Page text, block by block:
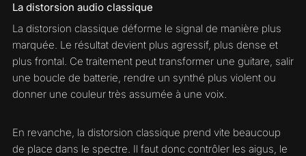
La distorsion audio classique
La distorsion classique déforme le signal de manière plus
marquée. Le résultat devient plus agressif, plus dense et
plus frontal. Ce traitement peut transformer une guitare, salir
une boucle de batterie, rendre un synthé plus violent ou
donner une couleur très assumée à une voix.
En revanche, la distorsion classique prend vite beaucoup
de place dans le spectre. Il faut donc contrôler les aigus, le